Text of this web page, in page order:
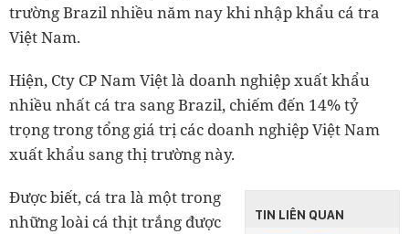
trường Brazil nhiều năm nay khi nhập khẩu cá tra
Việt Nam.
Hiện, Cty CP Nam Việt là doanh nghiệp xuất khẩu
nhiều nhất cá tra sang Brazil, chiếm đến 14% tỷ
trọng trong tổng giá trị các doanh nghiệp Việt Nam
xuất khẩu sang thị trường này.
TIN LIÊN QUAN
Được biết, cá tra là một trong
những loài cá thịt trắng được